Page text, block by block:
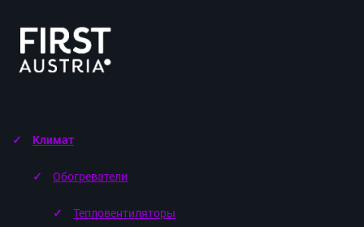
Климат
Обогреватели
Тепловентиляторы